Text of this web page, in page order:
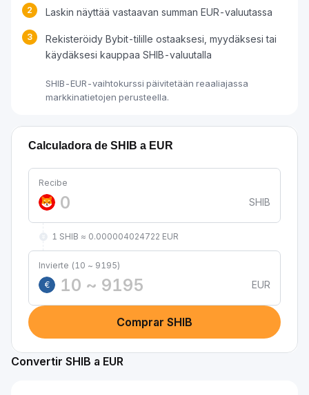
2 Laskin näyttää vastaavan summan EUR-valuutassa
3
Rekisteröidy Bybit-tilille ostaaksesi, myydäksesi tai
käydäksesi kauppaa SHIB-valuutalla
SHIB-EUR-vaihtokurssi päivitetään reaaliajassa
markkinatietojen perusteella.
Calculadora de SHIB a EUR
Recibe
SHIB
1 SHIB ≈ 0.000004024722 EUR
Invierte (10 ~ 9195)
€
EUR
Comprar SHIB
Convertir SHIB a EUR